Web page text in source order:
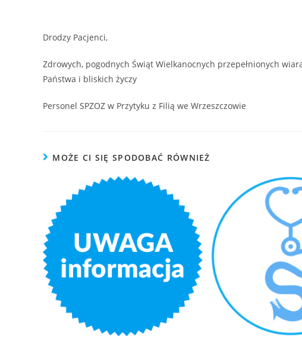
Drodzy Pacjenci,
Zdrowych, pogodnych Świąt Wielkanocnych przepełnionych
Państwa i bliskich życzy
Personel SPZOZ w Przytyku z Filią we Wrzeszczowie
MOŻE CI SIĘ SPODOBAĆ RÓWNIEŻ